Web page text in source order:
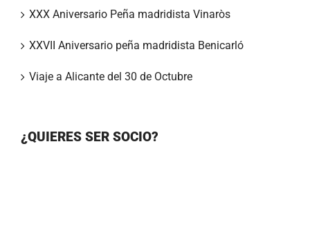
XXX Aniversario Peña madridista Vinaròs
XXVII Aniversario peña madridista Benicarló
Viaje a Alicante del 30 de Octubre
¿QUIERES SER SOCIO?